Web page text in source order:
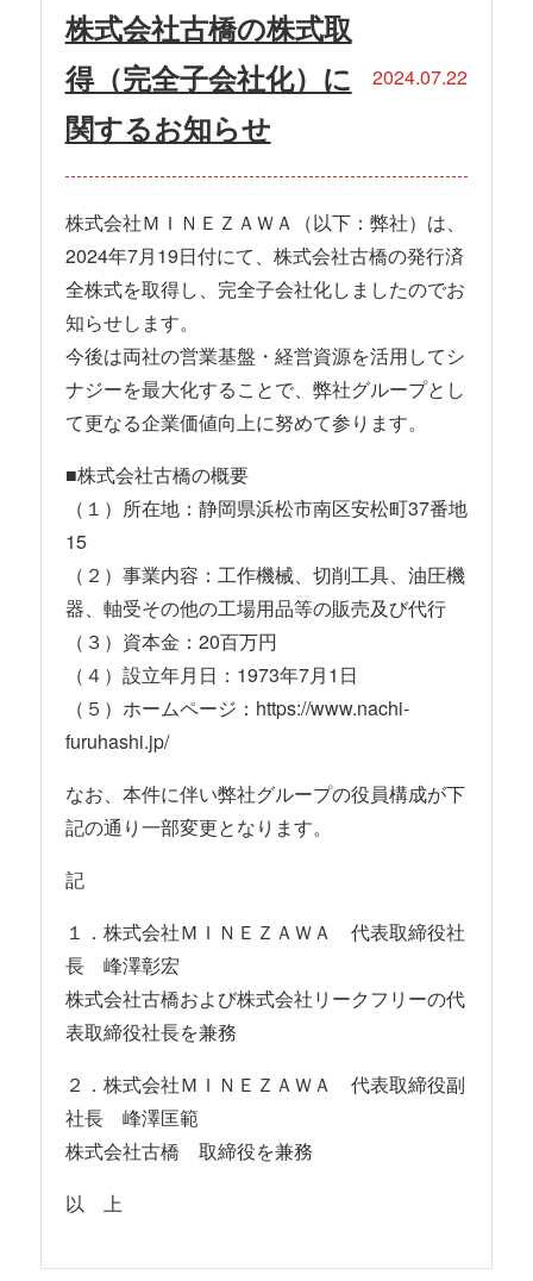
株式会社古橋の株式取
得（完全子会社化）に
関するお知らせ
2024.07.22
株式会社ＭＩＮＥＺＡＷＡ（以下：弊社）は、
2024年7月19日付にて、株式会社古橋の発行済
全株式を取得し、完全子会社化しましたのでお
知らせします。
今後は両社の営業基盤・経営資源を活用してシ
ナジーを最大化することで、弊社グループとし
て更なる企業価値向上に努めて参ります。
■株式会社古橋の概要
（１）所在地：静岡県浜松市南区安松町37番地
15
（２）事業内容：工作機械、切削工具、油圧機
器、軸受その他の工場用品等の販売及び代行
（３）資本金：20百万円
（４）設立年月日：1973年7月1日
（５）ホームページ：https://www.nachi-
furuhashi.jp/
なお、本件に伴い弊社グループの役員構成が下
記の通り一部変更となります。
記
１．株式会社ＭＩＮＥＺＡＷＡ 代表取締役社
長 峰澤彰宏
株式会社古橋および株式会社リークフリーの代
表取締役社長を兼務
２．株式会社ＭＩＮＥＺＡＷＡ 代表取締役副
社長 峰澤匡範
株式会社古橋 取締役を兼務
以 上